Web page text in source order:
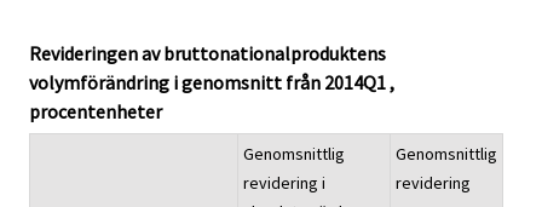
Revideringen av bruttonationalproduktens
volymförändring i genomsnitt från 2014Q1 ,
procentenheter
Genomsnittlig
revidering i
Genomsnittlig
revidering